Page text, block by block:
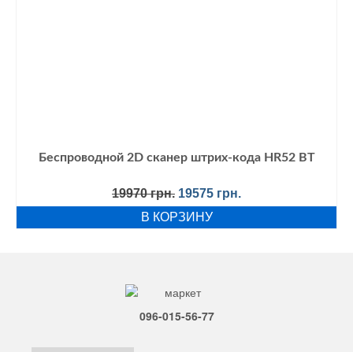
Беспроводной 2D сканер штрих-кода HR52 BT
19970грн. Первоначальная
цена
составляла
19575 грн.Текущая
цена:
В КОРЗИНУ
096-015-56-77